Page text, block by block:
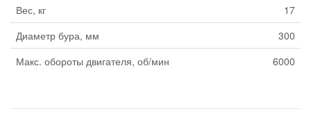
Вес, кг
17
Диаметр бура, мм
300
Макс. обороты двигателя, об/мин
6000